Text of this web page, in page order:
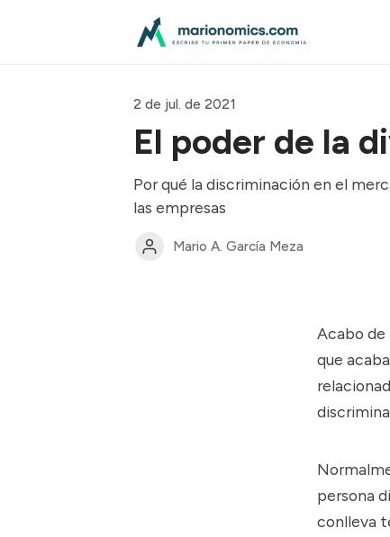
2 de jul. de 2021
El poder de la
Por qué la discriminación en el
las empresas
Mario A. García Meza
Acabo de
que
persona
conlleva